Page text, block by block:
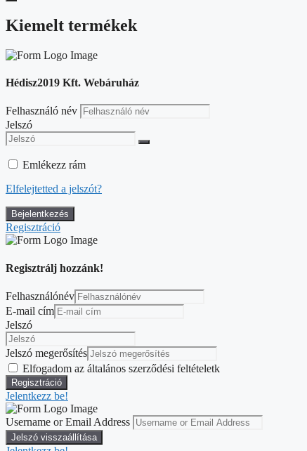
Kiemelt termékek
Hédisz2019 Kft. Webáruház
Felhasználó név
Jelszó
Emlékezz rám
Elfelejtetted a jelszót?
Regisztráció
Regisztrálj hozzánk!
Felhasználónév
E-mail cím
Jelszó
Jelszó megerősítés
Elfogadom az általános szerződési feltételetk
Jelentkezz be!
Username or Email Address